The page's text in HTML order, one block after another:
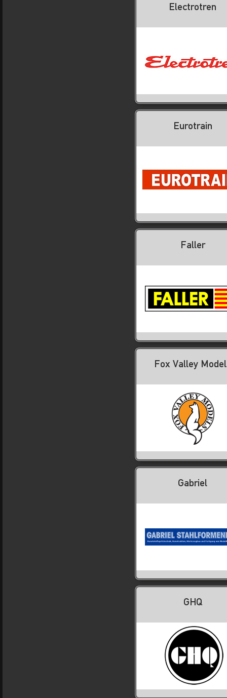
Electrotren
Eurotrain
Faller
Fox Valley
Gabriel
GHQ